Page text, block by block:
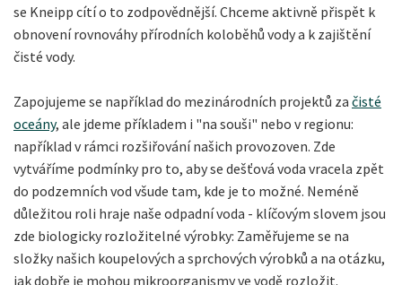
se Kneipp cítí o to zodpovědnější. Chceme aktivně přispět k
obnovení rovnováhy přírodních koloběhů vody a k zajištění
čisté vody.
Zapojujeme se například do mezinárodních projektů za čisté
oceány, ale jdeme příkladem i "na souši" nebo v regionu:
například v rámci rozšiřování našich provozoven. Zde
vytváříme podmínky pro to, aby se dešťová voda vracela zpět
do podzemních vod všude tam, kde je to možné. Neméně
důležitou roli hraje naše odpadní voda - klíčovým slovem jsou
zde biologicky rozložitelné výrobky: Zaměřujeme se na
složky našich koupelových a sprchových výrobků a na otázku,
jak dobře je mohou mikroorganismy ve vodě rozložit.